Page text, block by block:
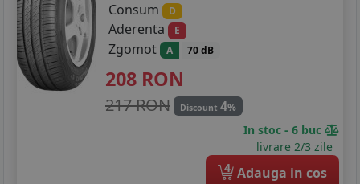
Consum
D
Aderenta E
Zgomot A 70 dB
208 RON
217 RON Discount 4%
In stoc - 6 buc
livrare 2/3 zile
4 Adauga in cos